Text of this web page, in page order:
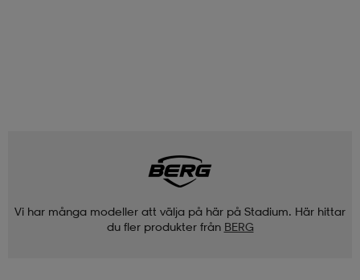
Vi har många modeller att välja på här på Stadium. Här hittar
du fler produkter från BERG